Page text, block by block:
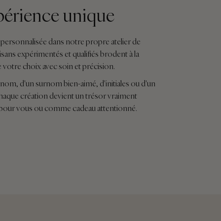
unique
dans notre propre atelier de
expérimentés et qualifiés brodent à la
votre choix avec soin et précision.
d'un surnom bien-aimé, d'initiales ou d'un
création devient un trésor vraiment
vous ou comme cadeau attentionné.